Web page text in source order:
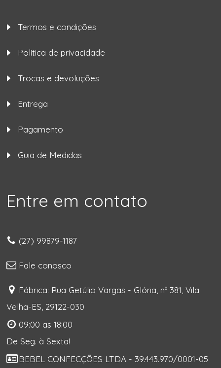
Termos e condições
Política de privacidade
Trocas e devoluções
Entrega
Pagamento
Guia de Medidas
Entre em contato
(27) 99879-1187
Fale conosco
Fábrica: Rua Getúlio Vargas - Glória, nº 381, Vila
Velha-ES, 29122-030
09:00 as 18:00
De Seg. à Sexta!
BEBEL CONFECÇÕES LTDA - 39.443.970/0001-05